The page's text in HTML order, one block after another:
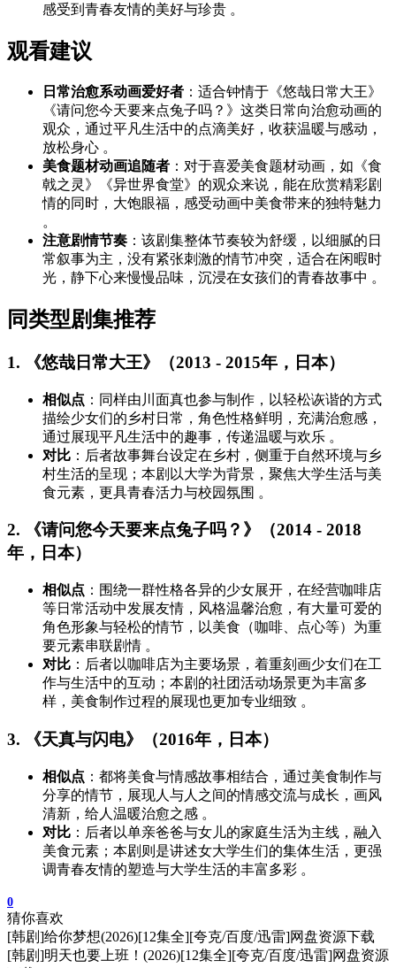
感受到青春友情的美好与珍贵 。
观看建议
日常治愈系动画爱好者 ：适合钟情于《悠哉日常大王》
《请问您今天要来点兔子吗？》这类日常向治愈动画的
观众，通过平凡生活中的点滴美好，收获温暖与感动，
放松身心 。
美食题材动画追随者 ：对于喜爱美食题材动画，如《食
戟之灵》《异世界食堂》的观众来说，能在欣赏精彩剧
情的同时，大饱眼福，感受动画中美食带来的独特魅力
。
注意剧情节奏 ：该剧集整体节奏较为舒缓，以细腻的日
常叙事为主，没有紧张刺激的情节冲突，适合在闲暇时
光，静下心来慢慢品味，沉浸在女孩们的青春故事中 。
同类型剧集推荐
1. 《悠哉日常大王》（2013 - 2015年，日本）
相似点 ：同样由川面真也参与制作，以轻松诙谐的方式
描绘少女们的乡村日常，角色性格鲜明，充满治愈感，
通过展现平凡生活中的趣事，传递温暖与欢乐 。
对比 ：后者故事舞台设定在乡村，侧重于自然环境与乡
村生活的呈现；本剧以大学为背景，聚焦大学生活与美
食元素，更具青春活力与校园氛围 。
2. 《请问您今天要来点兔子吗？》（2014 - 2018
年，日本）
相似点 ：围绕一群性格各异的少女展开，在经营咖啡店
等日常活动中发展友情，风格温馨治愈，有大量可爱的
角色形象与轻松的情节，以美食（咖啡、点心等）为重
要元素串联剧情 。
对比 ：后者以咖啡店为主要场景，着重刻画少女们在工
作与生活中的互动；本剧的社团活动场景更为丰富多
样，美食制作过程的展现也更加专业细致 。
3. 《天真与闪电》（2016年，日本）
相似点 ：都将美食与情感故事相结合，通过美食制作与
分享的情节，展现人与人之间的情感交流与成长，画风
清新，给人温暖治愈之感 。
对比 ：后者以单亲爸爸与女儿的家庭生活为主线，融入
美食元素；本剧则是讲述女大学生们的集体生活，更强
调青春友情的塑造与大学生活的丰富多彩 。
0
猜你喜欢
[韩剧]给你梦想(2026)[12集全][夸克/百度/迅雷]网盘资源下载
[韩剧]明天也要上班！(2026)[12集全][夸克/百度/迅雷]网盘资源